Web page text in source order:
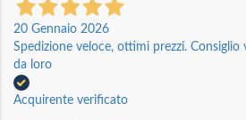
20 Gennaio 2026
Spedizione veloce, ottimi prezzi.
da loro
Acquirente verificato